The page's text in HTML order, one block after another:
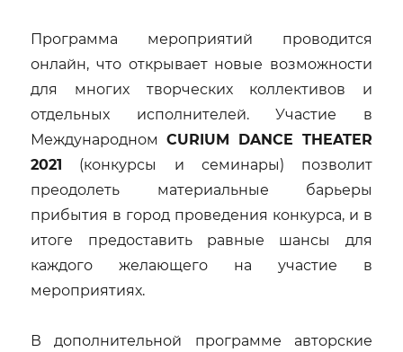
Программа мероприятий проводится
онлайн, что открывает новые возможности
для многих творческих коллективов и
отдельных исполнителей. Участие в
МеждународномCURIUM DANCE THEATER
2021 (конкурсы и семинары) позволит
преодолеть материальные барьеры
прибытия в город проведения конкурса, и в
итоге предоставить равные шансы для
каждого желающего на участие в
мероприятиях.
В дополнительной программе авторские